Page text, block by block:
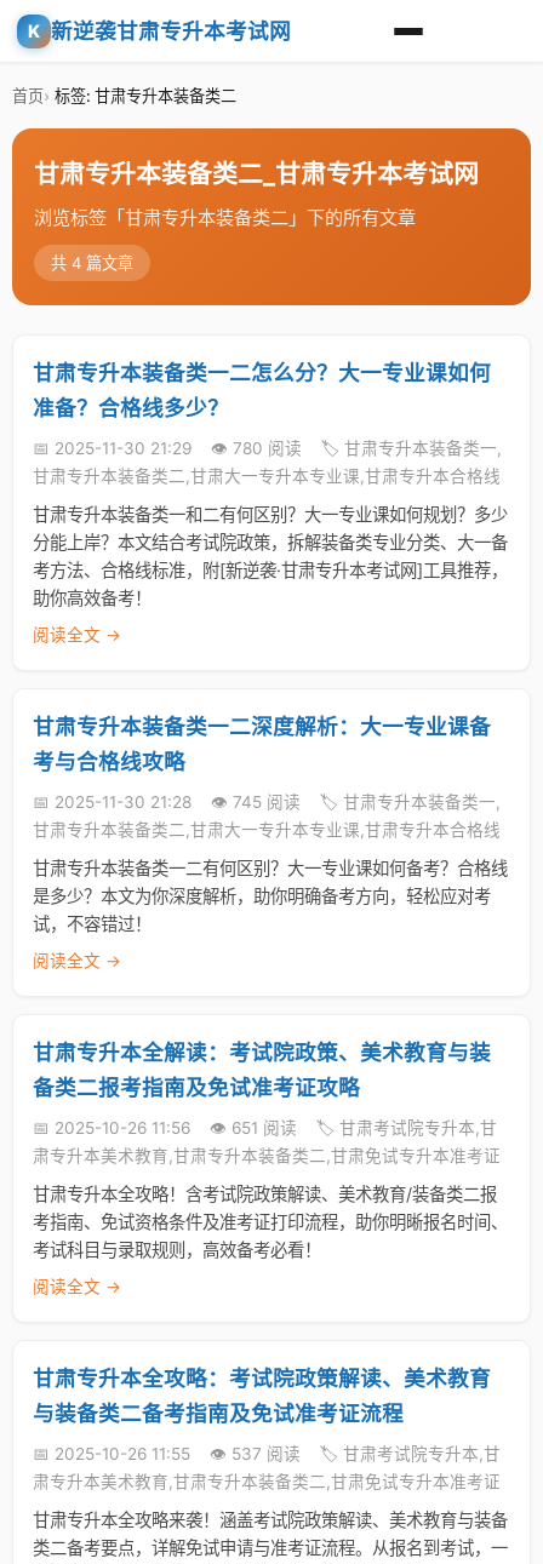
K 新逆袭甘肃专升本考试网
首页 标签: 甘肃专升本装备类二
甘肃专升本装备类二_甘肃专升本考试网
浏览标签「甘肃专升本装备类二」下的所有文章
共 4 篇文章
甘肃专升本装备类一二怎么分？大一专业课如何
准备？合格线多少？
📅 2025-11-30 21:29 👁️ 780 阅读
🏷️ 甘肃专升本装备类一,
甘肃专升本装备类二,甘肃大一专升本专业课,甘肃专升本合格线
甘肃专升本装备类一和二有何区别？大一专业课如何规划？多少
分能上岸？本文结合考试院政策，拆解装备类专业分类、大一备
考方法、合格线标准，附[新逆袭·甘肃专升本考试网]工具推荐，
助你高效备考！
阅读全文 →
甘肃专升本装备类一二深度解析：大一专业课备
考与合格线攻略
📅 2025-11-30 21:28 👁️ 745 阅读
🏷️ 甘肃专升本装备类一,
甘肃专升本装备类二,甘肃大一专升本专业课,甘肃专升本合格线
甘肃专升本装备类一二有何区别？大一专业课如何备考？合格线
是多少？本文为你深度解析，助你明确备考方向，轻松应对考
试，不容错过！
阅读全文 →
甘肃专升本全解读：考试院政策、美术教育与装
备类二报考指南及免试准考证攻略
📅 2025-10-26 11:56 👁️ 651 阅读
🏷️ 甘肃考试院专升本,甘
肃专升本美术教育,甘肃专升本装备类二,甘肃免试专升本准考证
甘肃专升本全攻略！含考试院政策解读、美术教育/装备类二报
考指南、免试资格条件及准考证打印流程，助你明晰报名时间、
考试科目与录取规则，高效备考必看！
阅读全文 →
甘肃专升本全攻略：考试院政策解读、美术教育
与装备类二备考指南及免试准考证流程
📅 2025-10-26 11:55 👁️ 537 阅读
🏷️ 甘肃考试院专升本,甘
肃专升本美术教育,甘肃专升本装备类二,甘肃免试专升本准考证
甘肃专升本全攻略来袭！涵盖考试院政策解读、美术教育与装备
类二备考要点，详解免试申请与准考证流程。从报名到考试，一